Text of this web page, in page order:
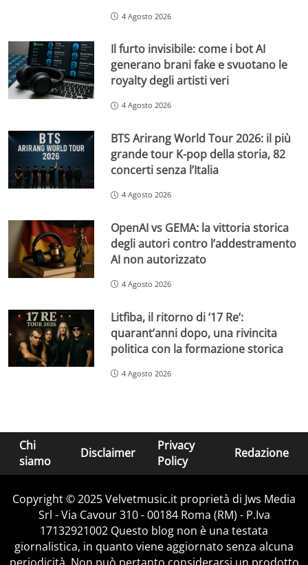
4 Agosto 2026
Il furto invisibile: come i bot AI
generano brani fake e svuotano le
royalty degli artisti veri
4 Agosto 2026
BTS Arirang World Tour 2026: il più
grande tour K-pop della storia, 82
concerti senza l’Italia
4 Agosto 2026
OpenAI vs GEMA: la vittoria storica
degli autori contro l’addestramento
AI non autorizzato
4 Agosto 2026
Litfiba, il ritorno di ’17 Re’:
quarant’anni dopo, una rivincita
politica con la formazione storica
4 Agosto 2026
Chi
siamo
Disclaimer
Privacy
Policy
Redazione
Copyright © 2025 Velvetmusic.it proprietà di Jws Media
Srl - Via Cavour 310 - 00184 Roma (RM) - P.Iva
17132921002 Questo blog non è una testata
giornalistica, in quanto viene aggiornato senza alcuna
periodicità. Non può pertanto considerarsi un prodotto